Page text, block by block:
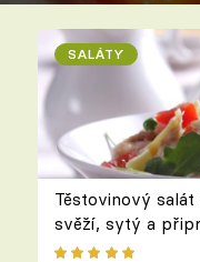
SALÁTY
Těstovinový
svěží, sytý a